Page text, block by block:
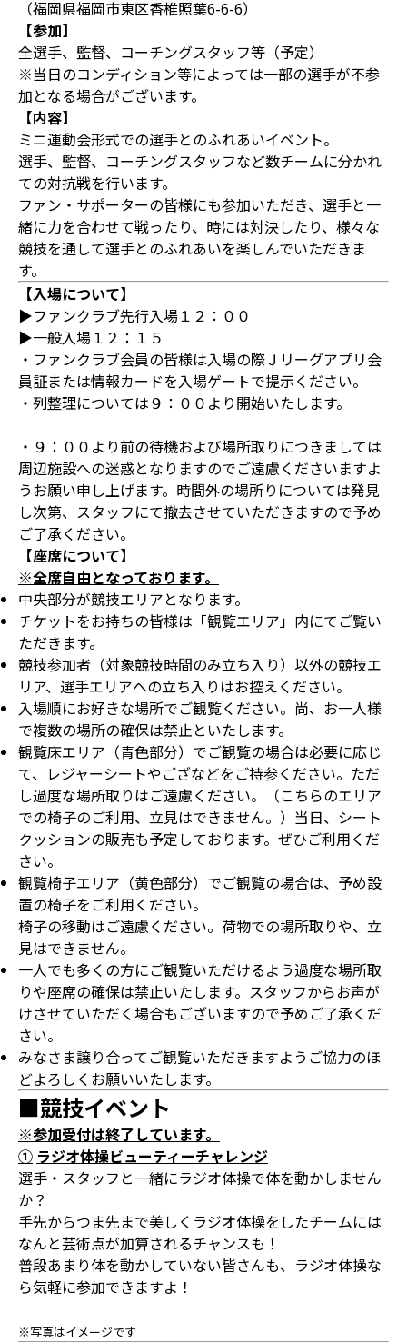
（福岡県福岡市東区香椎照葉6-6-6）
【参加】
全選手、監督、コーチングスタッフ等（予定）
※当日のコンディション等によっては一部の選手が不参
加となる場合がございます。
【内容】
ミニ運動会形式での選手とのふれあいイベント。
選手、監督、コーチングスタッフなど数チームに分かれ
ての対抗戦を行います。
ファン・サポーターの皆様にも参加いただき、選手と一
緒に力を合わせて戦ったり、時には対決したり、様々な
競技を通して選手とのふれあいを楽しんでいただきま
す。
【入場について】
▶ファンクラブ先行入場１２：００
▶一般入場１２：１５
・ファンクラブ会員の皆様は入場の際Ｊリーグアプリ会
員証または情報カードを入場ゲートで提示ください。
・列整理については９：００より開始いたします。
・９：００より前の待機および場所取りにつきましては
周辺施設への迷惑となりますのでご遠慮くださいますよ
うお願い申し上げます。時間外の場所りについては発見
し次第、スタッフにて撤去させていただきますので予め
ご了承ください。
【座席について】
※全席自由となっております。
中央部分が競技エリアとなります。
チケットをお持ちの皆様は「観覧エリア」内にてご覧い
ただきます。
競技参加者（対象競技時間のみ立ち入り）以外の競技エ
リア、選手エリアへの立ち入りはお控えください。
入場順にお好きな場所でご観覧ください。尚、お一人様
で複数の場所の確保は禁止といたします。
観覧床エリア（青色部分）でご観覧の場合は必要に応じ
て、レジャーシートやござなどをご持参ください。ただ
し過度な場所取りはご遠慮ください。（こちらのエリア
での椅子のご利用、立見はできません。）当日、シート
クッションの販売も予定しております。ぜひご利用くだ
さい。
観覧椅子エリア（黄色部分）でご観覧の場合は、予め設
置の椅子をご利用ください。
椅子の移動はご遠慮ください。荷物での場所取りや、立
見はできません。
一人でも多くの方にご観覧いただけるよう過度な場所取
りや座席の確保は禁止いたします。スタッフからお声が
けさせていただく場合もございますので予めご了承くだ
さい。
みなさま譲り合ってご観覧いただきますようご協力のほ
どよろしくお願いいたします。
■競技イベント
※参加受付は終了しています。
① ラジオ体操ビューティーチャレンジ
選手・スタッフと一緒にラジオ体操で体を動かしません
か？
手先からつま先まで美しくラジオ体操をしたチームには
なんと芸術点が加算されるチャンスも！
普段あまり体を動かしていない皆さんも、ラジオ体操な
ら気軽に参加できますよ！
※写真はイメージです